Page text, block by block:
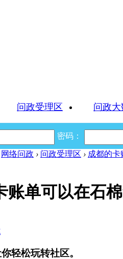
问政受理区 问政
密码：
网络问政 › 问政受理区 › 成都的卡
账单可以在石
轻松玩转社区。